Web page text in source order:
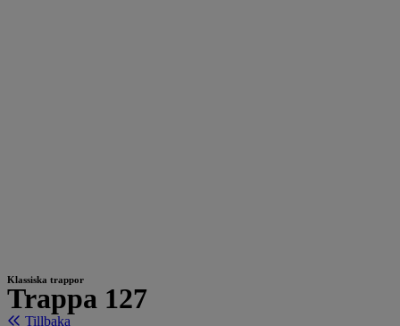
Klassiska trappor
Trappa 127
Tillbaka